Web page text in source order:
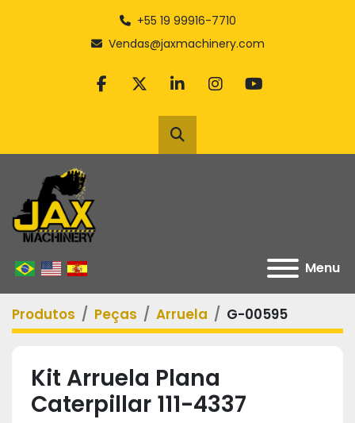
+55 19 99916-7710
Vendas@jaxmachinery.com
facebook
twitterlinkedininstagram
youtube
Pesquisar
Menu
Produtos Peças Arruela G-00595
Kit Arruela Plana
Caterpillar 111-4337